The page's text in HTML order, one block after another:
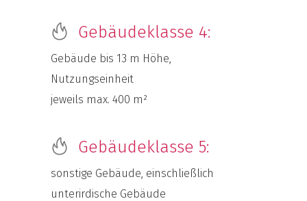
Gebäudeklasse 4:
Gebäude bis 13 m Höhe,
Nutzungseinheit
jeweils max. 400 m²
Gebäudeklasse 5:
sonstige Gebäude, einschließlich
unterirdische Gebäude